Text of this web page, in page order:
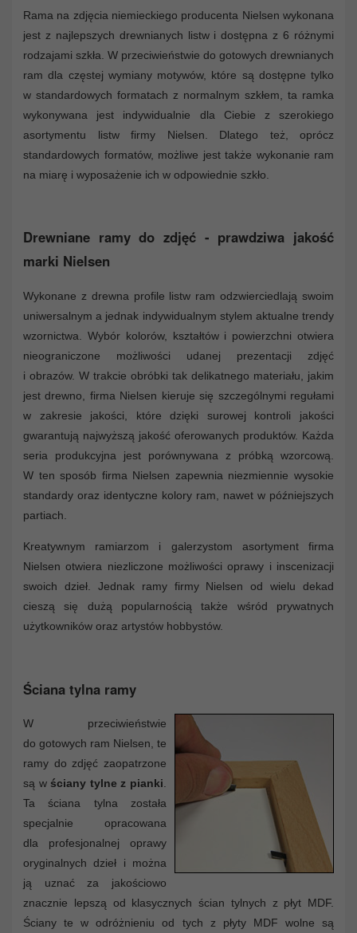
Rama na zdjęcia niemieckiego producenta Nielsen wykonana
jest z najlepszych drewnianych listw i dostępna z 6 różnymi
rodzajami szkła. W przeciwieństwie do gotowych drewnianych
ram dla częstej wymiany motywów, które są dostępne tylko
w standardowych formatach z normalnym szkłem, ta ramka
wykonywana jest indywidualnie dla Ciebie z szerokiego
asortymentu listw firmy Nielsen. Dlatego też, oprócz
standardowych formatów, możliwe jest także wykonanie ram
na miarę i wyposażenie ich w odpowiednie szkło.
Drewniane ramy do zdjęć - prawdziwa jakość
marki Nielsen
Wykonane z drewna profile listw ram odzwierciedlają swoim
uniwersalnym a jednak indywidualnym stylem aktualne trendy
wzornictwa. Wybór kolorów, kształtów i powierzchni otwiera
nieograniczone możliwości udanej prezentacji zdjęć
i obrazów. W trakcie obróbki tak delikatnego materiału, jakim
jest drewno, firma Nielsen kieruje się szczególnymi regułami
w zakresie jakości, które dzięki surowej kontroli jakości
gwarantują najwyższą jakość oferowanych produktów. Każda
seria produkcyjna jest porównywana z próbką wzorcową.
W ten sposób firma Nielsen zapewnia niezmiennie wysokie
standardy oraz identyczne kolory ram, nawet w późniejszych
partiach.
Kreatywnym ramiarzom i galerzystom asortyment firma
Nielsen otwiera niezliczone możliwości oprawy i inscenizacji
swoich dzieł. Jednak ramy firmy Nielsen od wielu dekad
cieszą się dużą popularnością także wśród prywatnych
użytkowników oraz artystów hobbystów.
Ściana tylna ramy
W przeciwieństwie
do gotowych ram Nielsen, te
ramy do zdjęć zaopatrzone
są w ściany tylne z pianki.
Ta ściana tylna została
specjalnie opracowana
dla profesjonalnej oprawy
oryginalnych dzieł i można
ją uznać za jakościowo
znacznie lepszą od klasycznych ścian tylnych z płyt MDF.
Ściany te w odróżnieniu od tych z płyty MDF wolne są